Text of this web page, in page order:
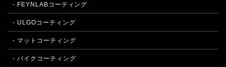
- FEYNLABコーティング
- ULGOコーティング
- マットコーティング
- バイクコーティング